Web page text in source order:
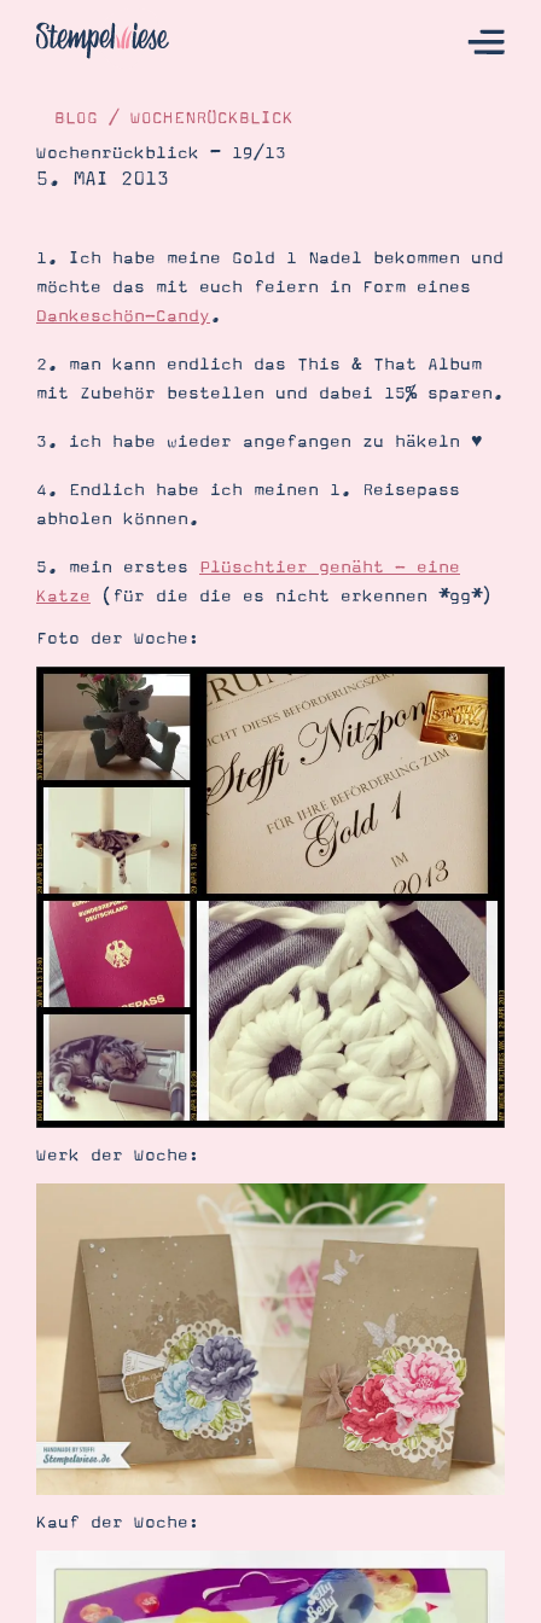
Katalog
Bestellen
Kontakt
Demonstrator werden
Gutscheine
Über mich
Über Stampin’ Up!
Tipps & Tricks
Ordnungstipps
Datenschutz
BLOG / WOCHENRÜCKBLICK
Wochenrückblick – 19/13
5. MAI 2013
1. Ich habe meine Gold 1 Nadel bekommen und
möchte das mit euch feiern in Form eines
Dankeschön-Candy.
2. man kann endlich das This & That Album
mit Zubehör bestellen und dabei 15% sparen.
3. ich habe wieder angefangen zu häkeln ♥
4. Endlich habe ich meinen 1. Reisepass
abholen können.
5. mein erstes Plüschtier genäht - eine
Katze (für die die es nicht erkennen *gg*)
Foto der Woche:
Werk der Woche:
Kauf der Woche: